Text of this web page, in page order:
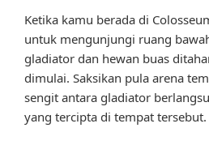
Ketika kamu berada di
untuk mengunjungi ruang
gladiator dan hewan buas
dimulai. Saksikan pula arena
sengit antara gladiator
yang tercipta di tempat tersebut.